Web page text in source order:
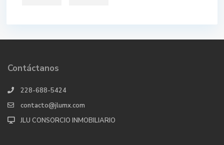
Contáctanos
228-688-5424
contacto@jlumx.com
JLU CONSORCIO INMOBILIARIO